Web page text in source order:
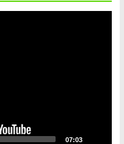
07:03